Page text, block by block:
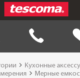
Кухонные
Мерные